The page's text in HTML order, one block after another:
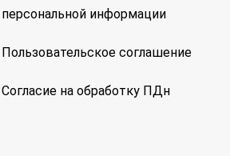
персональной информации
Пользовательское соглашение
Согласие на обработку ПДн